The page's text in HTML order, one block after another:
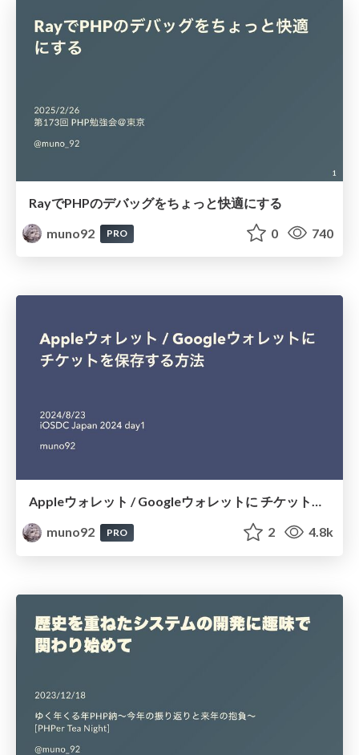
RayでPHPのデバッグをちょっと快適にする
muno92
PRO 0 740
Appleウォレット / Googleウォレットに チケットを保存する方法
muno92
PRO 2 4.8k